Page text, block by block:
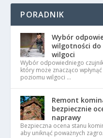
PORADNIK
Wybór
wilgotności
wilgoci
Wybór odpowiedniego
który może znacząco
poziomu wilgoci …
Remont
bezpiecznie
naprawy
Bezpieczna ocena stanu
aby uniknąć poważnych